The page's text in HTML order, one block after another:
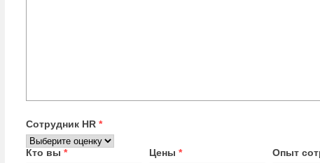
Сотрудник HR *
Кто вы * Цены * Опыт